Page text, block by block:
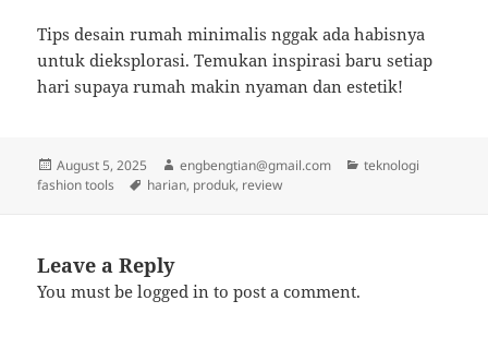
Tips desain rumah minimalis nggak ada habisnya
untuk dieksplorasi. Temukan inspirasi baru setiap
hari supaya rumah makin nyaman dan estetik!
Posted
on
August 5, 2025 Author
engbengtian@gmail.com Categories
teknologi
fashion tools
Tags
harian, produk, review
Leave a Reply
You must belogged in to post a comment.